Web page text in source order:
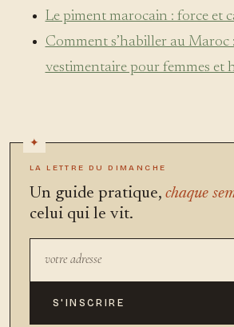
Le piment marocain : force et
Comment s’habiller au Maroc
vestimentaire pour femmes et
LA LETTRE DU DIMANCHE
Un guide pratique, chaque
celui qui le vit.
S'INSCRIRE